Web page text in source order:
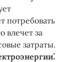
потребовать
влечет за
затраты.